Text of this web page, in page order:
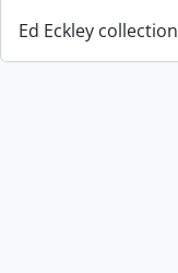
Ed Eckley collection